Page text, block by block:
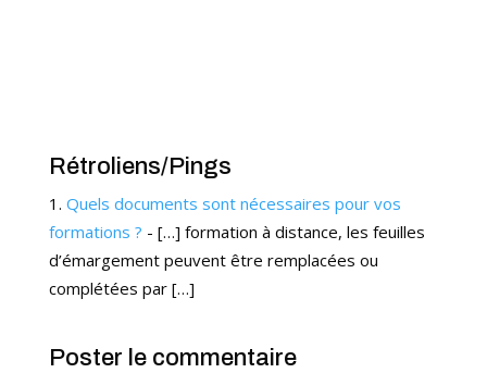
Rétroliens/Pings
Quels documents sont nécessaires pour vos
formations ? - […] formation à distance, les feuilles
d’émargement peuvent être remplacées ou
complétées par […]
Poster le commentaire